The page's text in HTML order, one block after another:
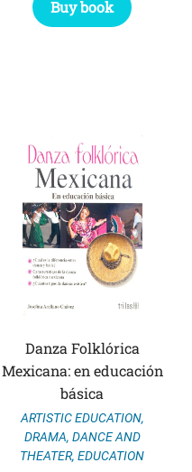
Buy book
Danza Folklórica
Mexicana: en educación
básica
ARTISTIC EDUCATION,
DRAMA, DANCE AND
THEATER, EDUCATION